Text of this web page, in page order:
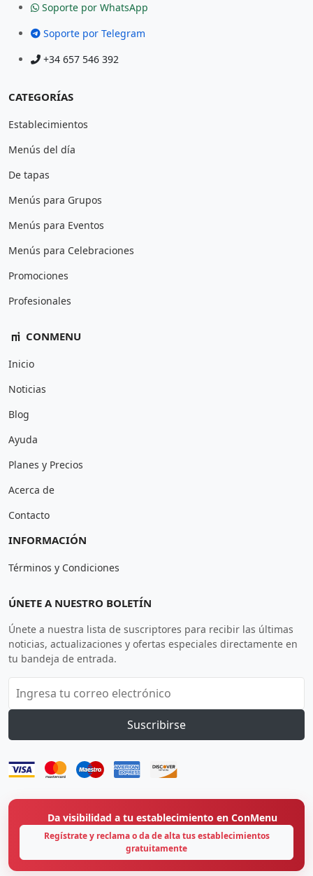
Soporte por WhatsApp
Soporte por Telegram
+34 657 546 392
CATEGORÍAS
Establecimientos
Menús del día
De tapas
Menús para Grupos
Menús para Eventos
Menús para Celebraciones
Promociones
Profesionales
CONMENU
Inicio
Noticias
Blog
Ayuda
Planes y Precios
Acerca de
Contacto
INFORMACIÓN
Términos y Condiciones
ÚNETE A NUESTRO BOLETÍN
Únete a nuestra lista de suscriptores para recibir las últimas
noticias, actualizaciones y ofertas especiales directamente en
tu bandeja de entrada.
Suscribirse
Da visibilidad a tu establecimiento en ConMenu
Regístrate y reclama o da de alta tus establecimientos
gratuitamente